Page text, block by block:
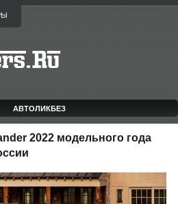
АВТОЛИКБЕЗ
2022 модельного года